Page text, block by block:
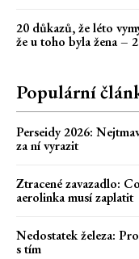
20 důkazů, že léto
že u toho byla žena –
Populární
Perseidy 2026:
za ní vyrazit
Ztracené zavazadlo:
aerolinka musí zaplatit
Nedostatek železa:
s tím